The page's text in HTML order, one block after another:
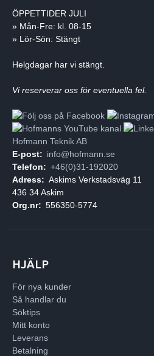
ÖPPETTIDER JULI
» Mån-Fre: kl. 08-15
» Lör-Sön: Stängt
Helgdagar har vi stängt.
Vi reserverar oss för eventuella fel.
Hofmann Teknik AB
E-post: info@hofmann.se
Telefon: +46(0)31-192020
Adress: Askims Verkstadsväg 11
436 34 Askim
Org.nr: 556350-5774
HJÄLP
För nya kunder
Så handlar du
Söktips
Mitt konto
Leverans
Betalning